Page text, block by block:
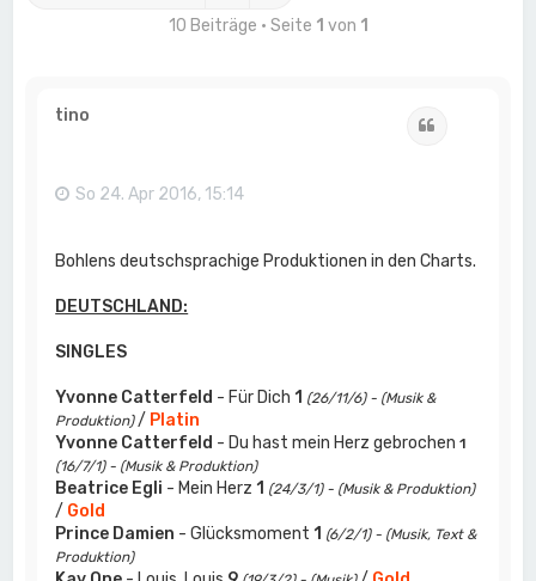
10 Beiträge • Seite 1 von 1
tino
So 24. Apr 2016, 15:14
Bohlens deutschsprachige Produktionen in den Charts.
DEUTSCHLAND:
SINGLES
Yvonne Catterfeld - Für Dich 1 (26/11/6) - (Musik &
Produktion)/ Platin
Yvonne Catterfeld - Du hast mein Herz gebrochen1
(16/7/1) - (Musik & Produktion)
Beatrice Egli - Mein Herz 1 (24/3/1) - (Musik & Produktion)
/ Gold
Prince Damien - Glücksmoment 1 (6/2/1) - (Musik, Text &
Produktion)